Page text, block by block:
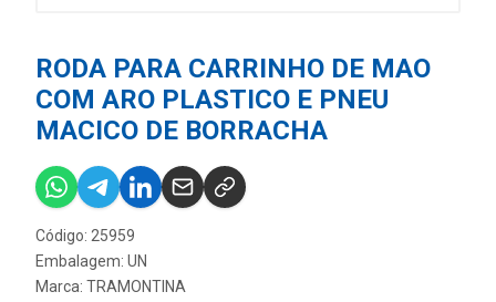
RODA PARA CARRINHO DE MAO
COM ARO PLASTICO E PNEU
MACICO DE BORRACHA
Código: 25959
Embalagem: UN
Marca: TRAMONTINA